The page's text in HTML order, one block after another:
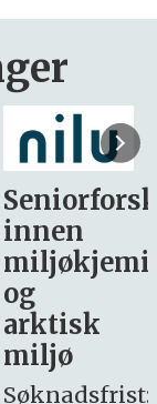
søker
– fast
Søknadsfrist:
16. august.